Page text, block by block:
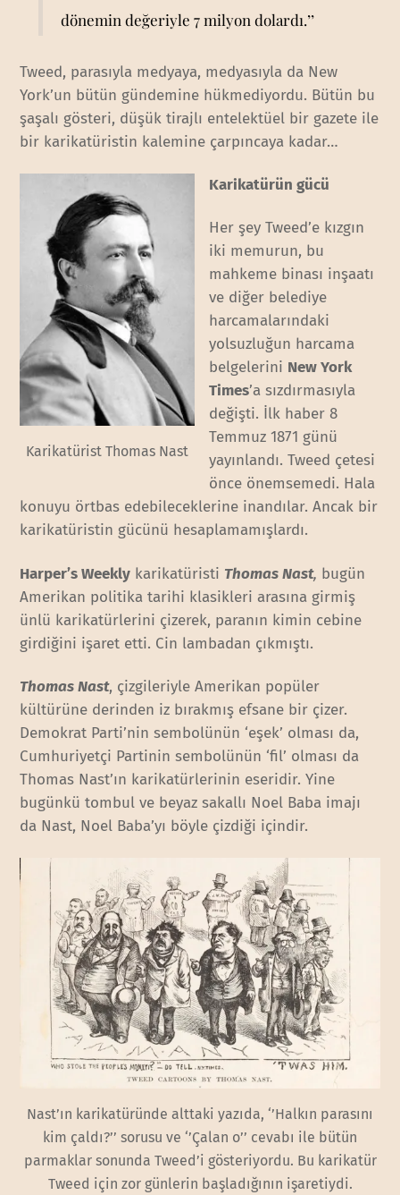
dönemin değeriyle 7 milyon dolardı.’’
Tweed, parasıyla medyaya, medyasıyla da New
York’un bütün gündemine hükmediyordu. Bütün bu
şaşalı gösteri, düşük tirajlı entelektüel bir gazete ile
bir karikatüristin kalemine çarpıncaya kadar…
Karikatürist Thomas Nast
Karikatürün gücü
Her şey Tweed’e kızgın
iki memurun, bu
mahkeme binası inşaatı
ve diğer belediye
harcamalarındaki
yolsuzluğun harcama
belgelerini New York
Times’a sızdırmasıyla
değişti. İlk haber 8
Temmuz 1871 günü
yayınlandı. Tweed çetesi
önce önemsemedi. Hala
konuyu örtbas edebileceklerine inandılar. Ancak bir
karikatüristin gücünü hesaplamamışlardı.
Harper’s Weekly karikatüristi Thomas Nast, bugün
Amerikan politika tarihi klasikleri arasına girmiş
ünlü karikatürlerini çizerek, paranın kimin cebine
girdiğini işaret etti. Cin lambadan çıkmıştı.
Thomas Nast, çizgileriyle Amerikan popüler
kültürüne derinden iz bırakmış efsane bir çizer.
Demokrat Parti’nin sembolünün ‘eşek’ olması da,
Cumhuriyetçi Partinin sembolünün ‘fil’ olması da
Thomas Nast’ın karikatürlerinin eseridir. Yine
bugünkü tombul ve beyaz sakallı Noel Baba imajı
da Nast, Noel Baba’yı böyle çizdiği içindir.
Nast’ın karikatüründe alttaki yazıda, ‘’Halkın parasını
kim çaldı?’’ sorusu ve ‘’Çalan o’’ cevabı ile bütün
parmaklar sonunda Tweed’i gösteriyordu. Bu karikatür
Tweed için zor günlerin başladığının işaretiydi.